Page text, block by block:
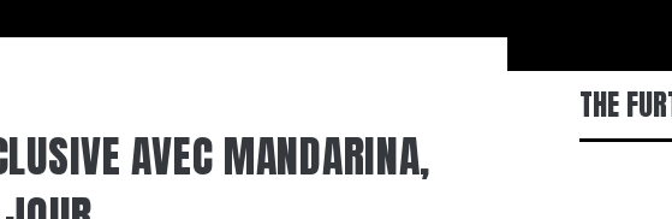
AVEC MANDARINA,
THE